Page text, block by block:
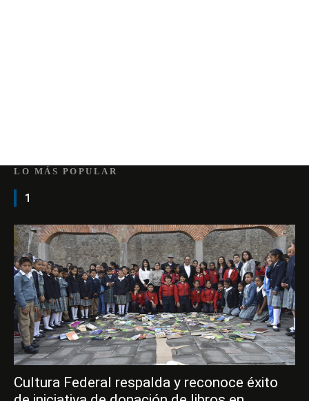
LO MÁS POPULAR
1
Cultura Federal respalda y reconoce éxito